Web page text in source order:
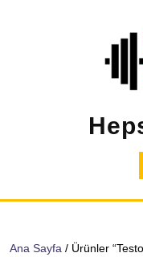
Ana Sayfa / Ürünler